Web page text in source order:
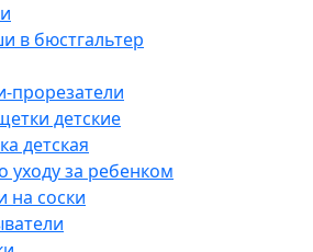
в бюстгальтер
прорезатели
детские
детская
уходу за ребенком
на соски